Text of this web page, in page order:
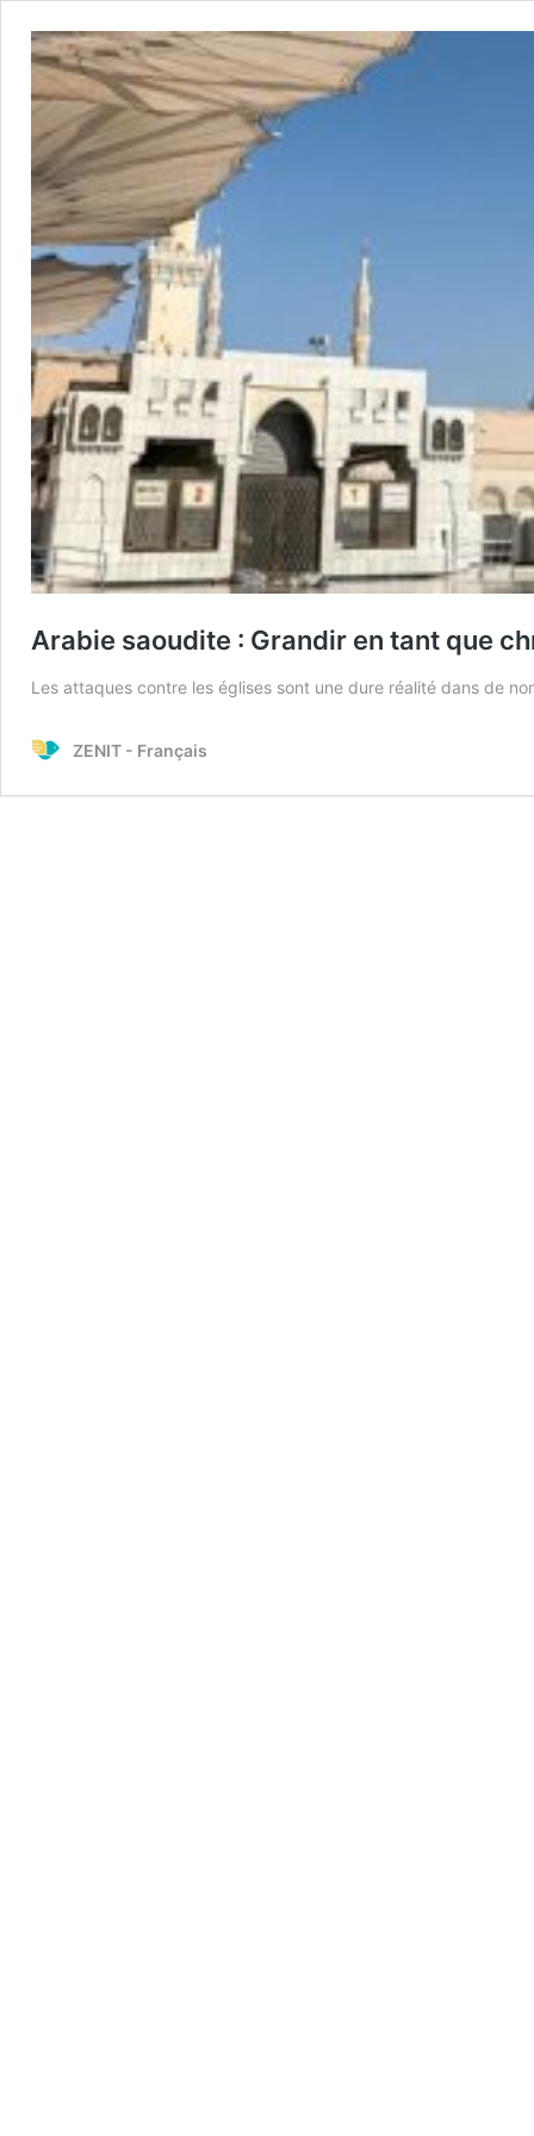
Arabie saoudite : Grandir en tant que
Les attaques contre les églises sont une dure réalité dans de
ZENIT - Français